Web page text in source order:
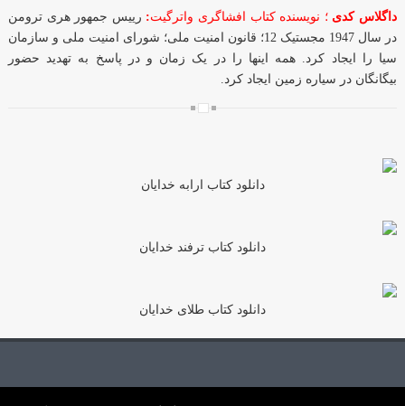
داگلاس کدی؛ نویسنده کتاب افشاگری واترگیت: رییس جمهور هری ترومن
در سال 1947 مجستیک 12؛ قانون امنیت ملی؛ شورای امنیت ملی و سازمان
سیا را ایجاد کرد. همه اینها را در یک زمان و در پاسخ به تهدید حضور
بیگانگان در سیاره زمین ایجاد کرد.
دانلود کتاب ارابه خدایان
دانلود کتاب ترفند خدایان
دانلود کتاب طلای خدایان